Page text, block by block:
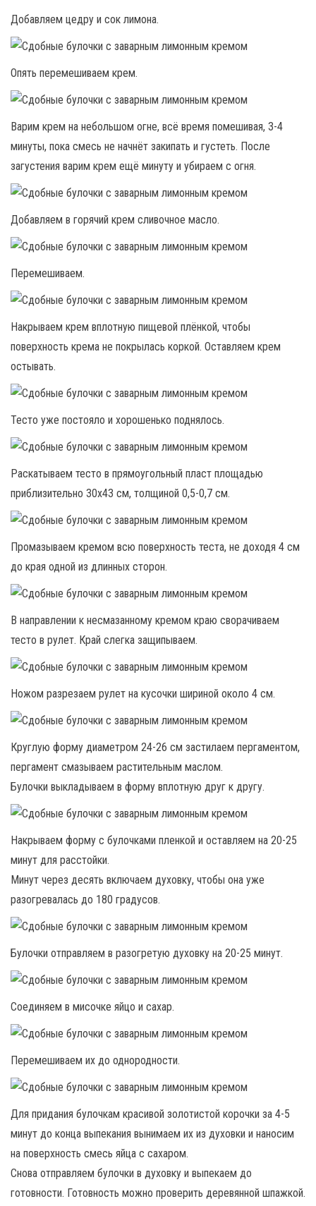
Добавляем цедру и сок лимона.
Опять перемешиваем крем.
Варим крем на небольшом огне, всё время помешивая, 3-4
минуты, пока смесь не начнёт закипать и густеть. После
загустения варим крем ещё минуту и убираем с огня.
Добавляем в горячий крем сливочное масло.
Перемешиваем.
Накрываем крем вплотную пищевой плёнкой, чтобы
поверхность крема не покрылась коркой. Оставляем крем
остывать.
Тесто уже постояло и хорошенько поднялось.
Раскатываем тесто в прямоугольный пласт площадью
приблизительно 30х43 см, толщиной 0,5-0,7 см.
Промазываем кремом всю поверхность теста, не доходя 4 см
до края одной из длинных сторон.
В направлении к несмазанному кремом краю сворачиваем
тесто в рулет. Край слегка защипываем.
Ножом разрезаем рулет на кусочки шириной около 4 см.
Круглую форму диаметром 24-26 см застилаем пергаментом,
пергамент смазываем растительным маслом.
Булочки выкладываем в форму вплотную друг к другу.
Накрываем форму с булочками пленкой и оставляем на 20-25
минут для расстойки.
Минут через десять включаем духовку, чтобы она уже
разогревалась до 180 градусов.
Булочки отправляем в разогретую духовку на 20-25 минут.
Соединяем в мисочке яйцо и сахар.
Перемешиваем их до однородности.
Для придания булочкам красивой золотистой корочки за 4-5
минут до конца выпекания вынимаем их из духовки и наносим
на поверхность смесь яйца с сахаром.
Снова отправляем булочки в духовку и выпекаем до
готовности. Готовность можно проверить деревянной шпажкой.